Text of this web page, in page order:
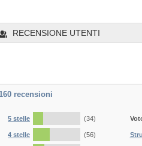
RECENSIONE UTENTI
160 recensioni
5 stelle (34)
4 stelle (56)